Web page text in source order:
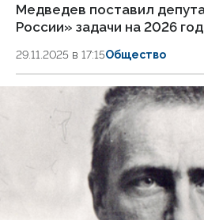
Медведев поставил
России» задачи на 2026 год
29.11.2025 в 17:15Общество